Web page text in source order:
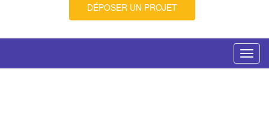
DÉPOSER UN PROJET